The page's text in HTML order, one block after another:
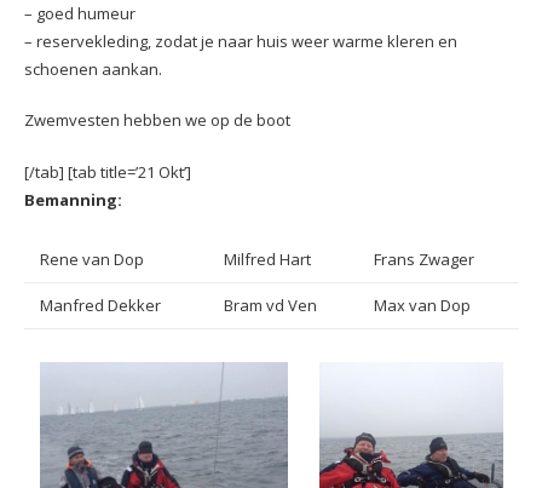
– goed humeur
– reservekleding, zodat je naar huis weer warme kleren en
schoenen aankan.
Zwemvesten hebben we op de boot
[/tab] [tab title=’21 Okt’]
Bemanning:
Rene van Dop Milfred Hart Frans Zwager
Manfred Dekker Bram vd Ven Max van Dop